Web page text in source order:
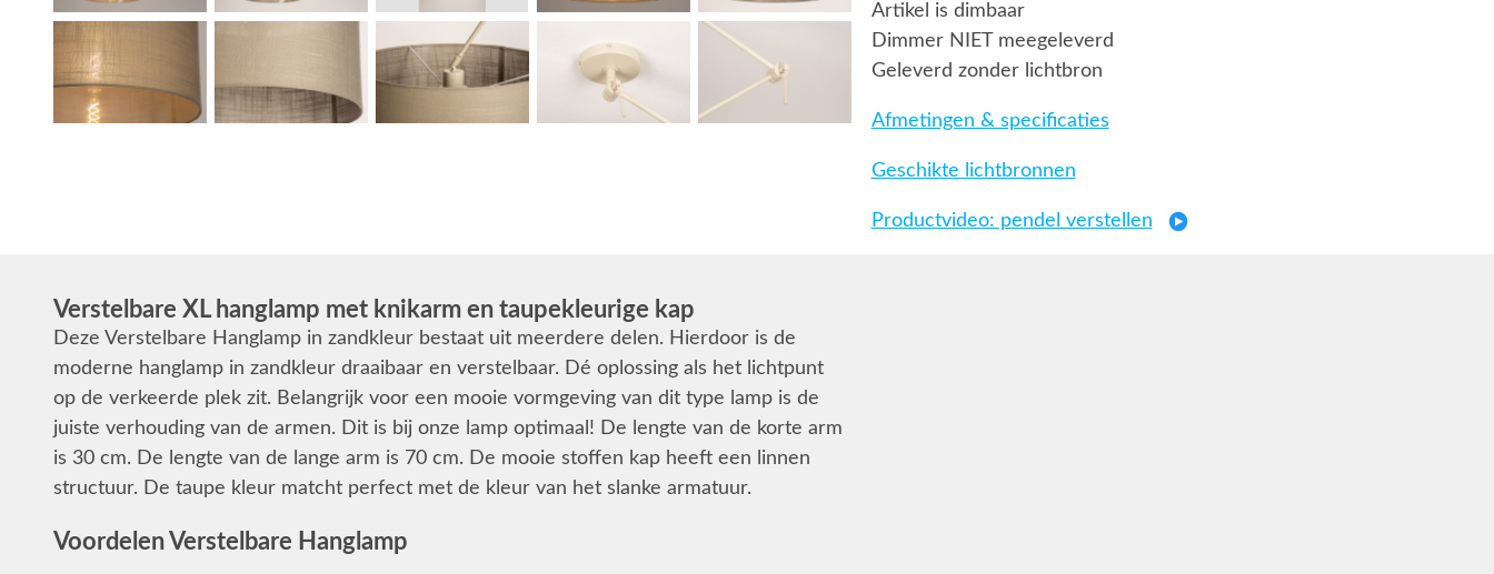
Artikel is dimbaar
Dimmer NIET meegeleverd
Geleverd zonder lichtbron
Afmetingen & specificaties
Geschikte lichtbronnen
Productvideo: pendel verstellen
Verstelbare XL hanglamp met knikarm en taupekleurige kap
Deze Verstelbare Hanglamp in zandkleur bestaat uit meerdere delen. Hierdoor is de
moderne hanglamp in zandkleur draaibaar en verstelbaar. Dé oplossing als het lichtpunt
op de verkeerde plek zit. Belangrijk voor een mooie vormgeving van dit type lamp is de
juiste verhouding van de armen. Dit is bij onze lamp optimaal! De lengte van de korte arm
is 30 cm. De lengte van de lange arm is 70 cm. De mooie stoffen kap heeft een linnen
structuur. De taupe kleur matcht perfect met de kleur van het slanke armatuur.
Voordelen Verstelbare Hanglamp